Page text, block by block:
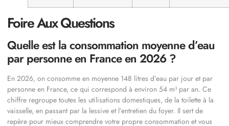
Foire Aux Questions
Quelle est la consommation moyenne d’eau
par personne en France en 2026 ?
En 2026, on consomme en moyenne 148 litres d’eau par jour et par
personne en France, ce qui correspond à environ 54 m³ par an. Ce
chiffre regroupe toutes les utilisations domestiques, de la toilette à la
vaisselle, en passant par la lessive et l’entretien du foyer. Il sert de
repère pour mieux comprendre votre propre consommation et vous